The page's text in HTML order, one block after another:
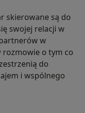
skierowane są do
swojej relacji w
w
rozmowie o tym co
do
i wspólnego